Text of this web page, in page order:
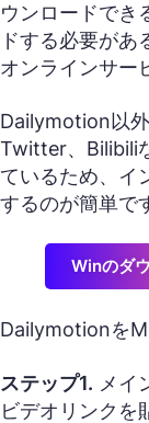
ウンロードでき
ドする必要が
オンラインサー
Dailymotion以
Twitter、Bilibili
ているため、イ
するのが簡単で
Winのダ
Dailymotionを
ステップ1. メイ
ビデオリンクを